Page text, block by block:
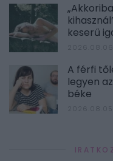
keserű
A férfi
legyen
béke